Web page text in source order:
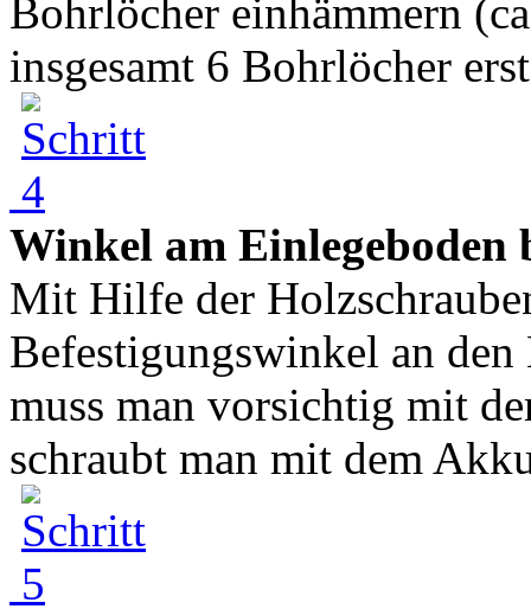
Bohrlöcher einhämmern
insgesamt 6 Bohrlöcher
Winkel am Einlegeboden
Mit Hilfe der
Befestigungswinkel an
muss man vorsichtig mit
schraubt man mit dem